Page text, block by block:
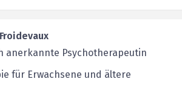
anerkannte Psychotherapeutin
für Erwachsene und ältere